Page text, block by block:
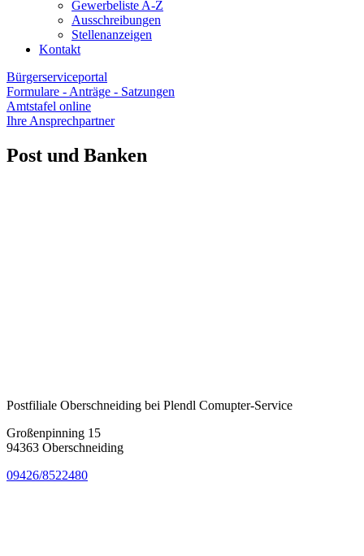
Gewerbeliste A-Z
Ausschreibungen
Stellenanzeigen
Kontakt
Bürgerserviceportal
Formulare - Anträge - Satzungen
Amtstafel online
Ihre Ansprechpartner
Post und Banken
Postfiliale Oberschneiding bei Plendl Comupter-Service
Großenpinning 15
94363 Oberschneiding
09426/8522480